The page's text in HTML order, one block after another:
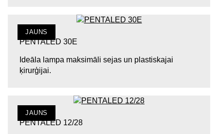
JAUNS
PENTALED 30E
Ideāla lampa maksimāli sejas un plastiskajai
ķirurģijai.
JAUNS
PENTALED 12/28